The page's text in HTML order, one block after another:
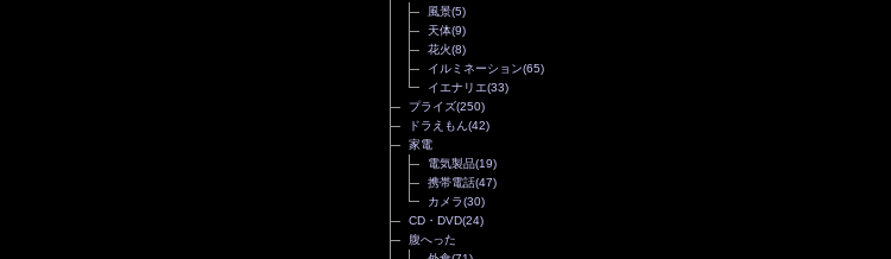
風景(5)
天体(9)
花火(8)
イルミネーション(65)
イエナリエ(33)
プライズ(250)
ドラえもん(42)
家電
電気製品(19)
携帯電話(47)
カメラ(30)
CD・DVD(24)
腹へった